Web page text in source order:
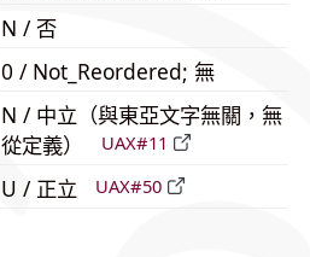
N / 否
0 / Not_Reordered; 無
N / 中立（與東亞文字無關，無
從定義）
UAX#11
U / 正立 UAX#50